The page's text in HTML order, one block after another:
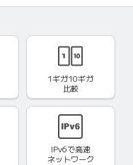
1ギガ10ギガ
比較
IPv6で高速
ネットワーク